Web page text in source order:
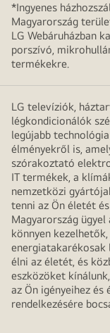
*Ingyenes
Magyarország
LG Webáruházban
porszívó,
termékekre.
LG televíziók,
légkondicionálók
legújabb
élményekről is,
szórakoztató
IT termékek, a
nemzetközi
tenni az Ön életét
Magyarország
könnyen
energiatakarékosak
élni az életét, és
eszközöket
az Ön igényeihez és
rendelkezésére